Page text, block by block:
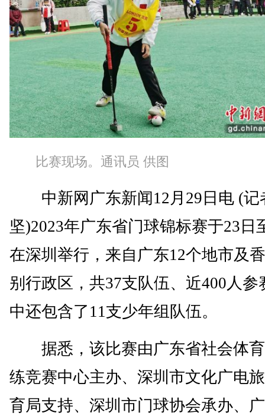
比赛现场。通讯员 供图
中新网广东新闻12月29日电 (记
坚)2023年广东省门球锦标赛于23日
在深圳举行，来自广东12个地市及
别行政区，共37支队伍、近400人参
中还包含了11支少年组队伍。
据悉，该比赛由广东省社会体
练竞赛中心主办、深圳市文化广电
育局支持、深圳市门球协会承办、